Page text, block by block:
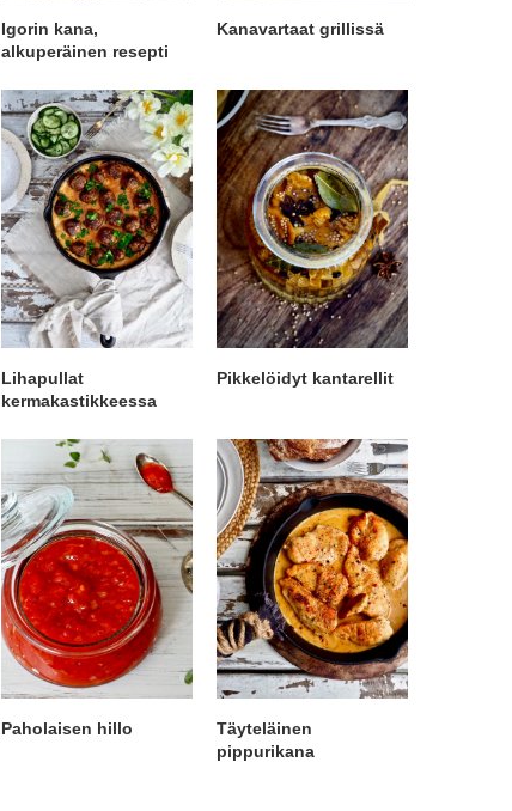
Igorin kana,
alkuperäinen resepti
Kanavartaat grillissä
Lihapullat
kermakastikkeessa
Pikkelöidyt kantarellit
Paholaisen hillo
Täyteläinen
pippurikana